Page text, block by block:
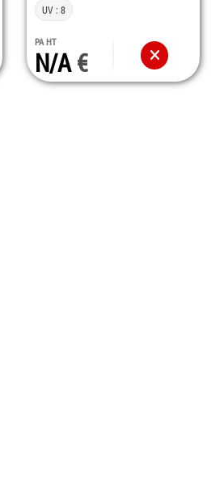
UV : 8
PA HT
N/A